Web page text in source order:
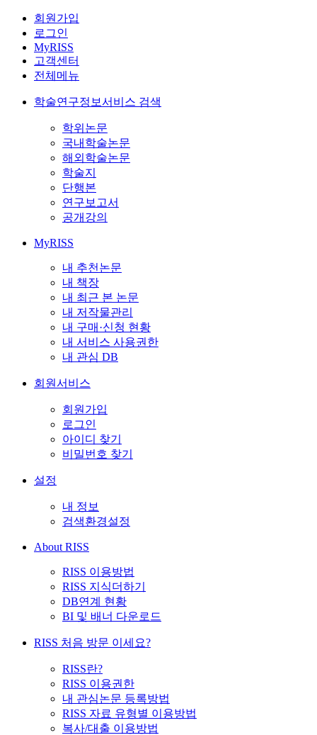
회원가입
로그인
MyRISS
고객센터
전체메뉴
학술연구정보서비스 검색
학위논문
국내학술논문
해외학술논문
학술지
단행본
연구보고서
공개강의
MyRISS
내 추천논문
내 책장
내 최근 본 논문
내 저작물관리
내 구매·신청 현황
내 서비스 사용권한
내 관심 DB
회원서비스
회원가입
로그인
아이디 찾기
비밀번호 찾기
설정
내 정보
검색환경설정
About RISS
RISS 이용방법
RISS 지식더하기
DB연계 현황
BI 및 배너 다운로드
RISS 처음 방문 이세요?
RISS란?
RISS 이용권한
내 관심논문 등록방법
RISS 자료 유형별 이용방법
복사/대출 이용방법